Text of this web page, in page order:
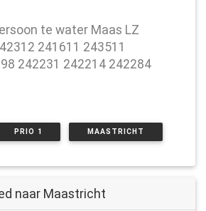
te water Maas LZ
241611 243511
242231 242214 242284
PRIO 1 MAASTRICHT
naar Maastricht